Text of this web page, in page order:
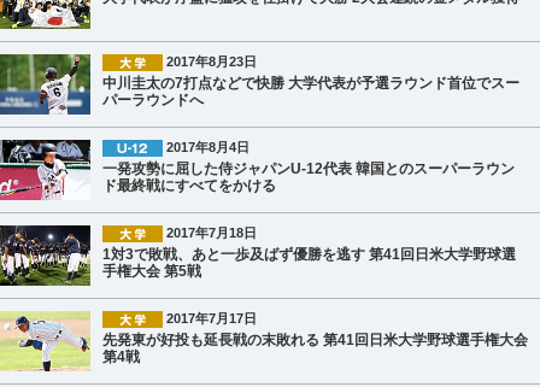
2017年8月23日
中川圭太の7打点などで快勝 大学代表が予選ラウンド首位でスー
パーラウンドへ
2017年8月4日
一発攻勢に屈した侍ジャパンU-12代表 韓国とのスーパーラウン
ド最終戦にすべてをかける
2017年7月18日
1対3で敗戦、あと一歩及ばず優勝を逃す 第41回日米大学野球選
手権大会 第5戦
2017年7月17日
先発東が好投も延長戦の末敗れる 第41回日米大学野球選手権大会
第4戦